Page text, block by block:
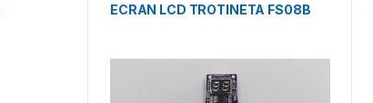
ECRAN LCD TROTINETA FS08B